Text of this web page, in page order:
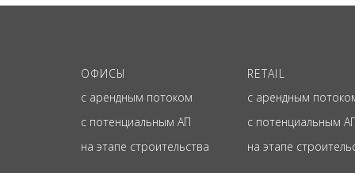
ОФИСЫ
с арендным потоком
с потенциальным АП
на этапе строительства
RETAIL
с арендным
с потенциальным
на этапе